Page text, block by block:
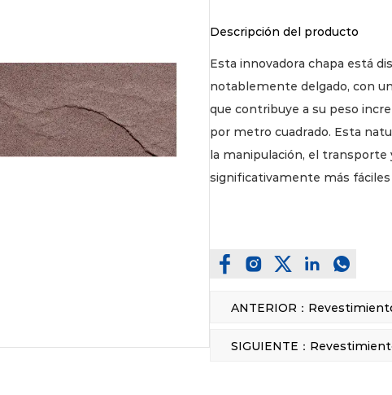
Descripción del producto
Esta innovadora chapa está
notablemente delgado, con
que contribuye a su peso
por metro cuadrado. Esta
la manipulación, el transporte
significativamente más fáciles
aplicaciones.
excepcional durabilidad y